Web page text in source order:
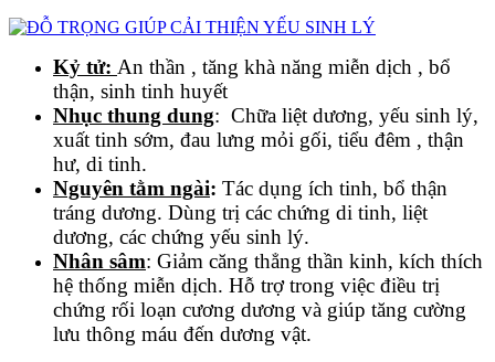
Kỷ tử: An thần , tăng khà năng miễn dịch , bổ
thận, sinh tinh huyết
Nhục thung dung: Chữa liệt dương, yếu sinh lý,
xuất tinh sớm, đau lưng mỏi gối, tiểu đêm , thận
hư, di tinh.
Nguyên tằm ngài: Tác dụng ích tinh, bổ thận
tráng dương. Dùng trị các chứng di tinh, liệt
dương, các chứng yếu sinh lý.
Nhân sâm: Giảm căng thẳng thần kinh, kích thích
hệ thống miễn dịch. Hỗ trợ trong việc điều trị
chứng rối loạn cương dương và giúp tăng cường
lưu thông máu đến dương vật.